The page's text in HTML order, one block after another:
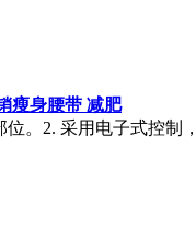
瘦身腰带 减肥
。2. 采用电子式控